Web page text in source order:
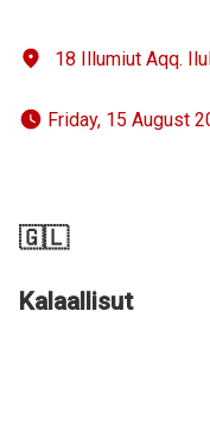
18 Illumiut Aqq.
Friday, 15 August
🇬🇱
Kalaallisut